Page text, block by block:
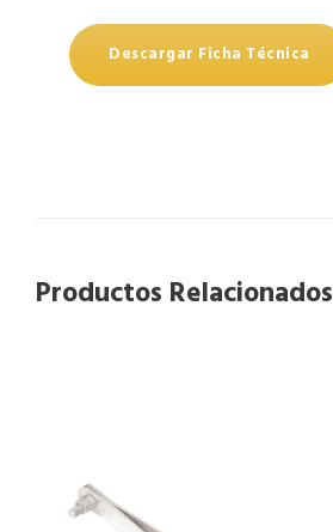
Descargar Ficha Técnica
Productos Relacionados